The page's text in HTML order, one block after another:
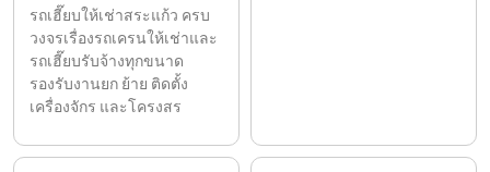
รถเฮี๊ยบให้เช่าสระแก้ว ครบ
วงจรเรื่องรถเครนให้เช่าและ
รถเฮี๊ยบรับจ้างทุกขนาด
รองรับงานยก ย้าย ติดตั้ง
เครื่องจักร และโครงสร